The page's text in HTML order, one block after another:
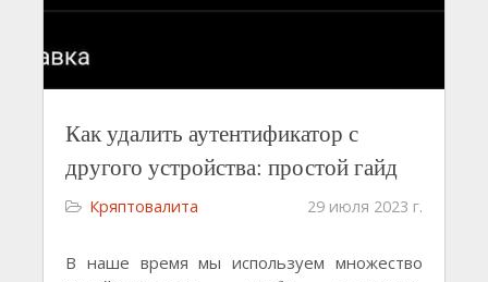
Как удалить аутентификатор с
другого устройства: простой гайд
Кряптовалита 29 июля 2023 г.
В наше время мы используем множество